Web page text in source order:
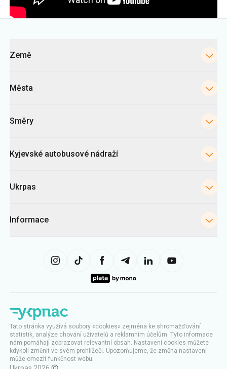
Země
Města
Směry
Kyjevské autobusové nádraží
Ukrpas
Informace
Tato stránka využívá soubory «cookies» zejména ke shromažďování
statistik, analýze chování uživatelů a reklamním účelům. Tyto informace
nám pomáhají zobrazovat relevantní obsah. Nastavení cookies můžete
kdykoli změnit ve svém prohlížeči. Upozorňujeme, že změna nastavení
může omezit funkčnost webu.